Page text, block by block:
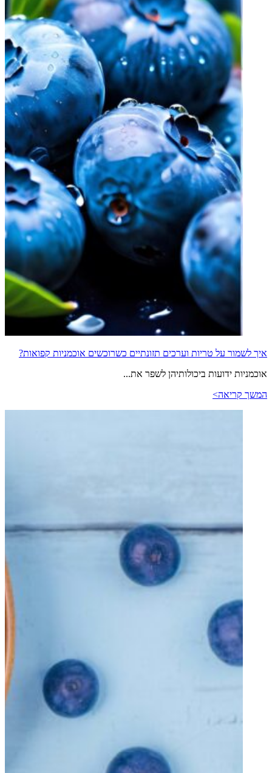
איך לשמור על טריות וערכים תזונתיים כשרוכשים אוכמניות קפואות?
אוכמניות ידועות ביכולותיהן לשפר את...
המשך קריאה>